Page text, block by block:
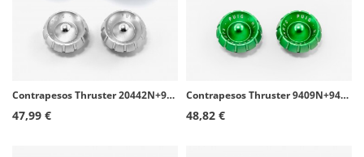
Contrapesos Thruster 20442N+9420P Puig color Plata para Kawasaki Ninja 650, Z650, Ninja 7 Hybrid
47,99 €
Contrapesos Thruster 9409N+9420V Puig color Verde para Kawasaki ER-6, Ninja, Versys, Vulcan S y otros modelos
48,82 €